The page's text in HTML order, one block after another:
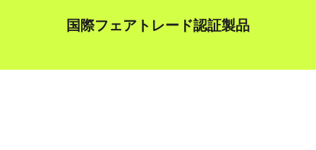
国際フェアトレード認証製品